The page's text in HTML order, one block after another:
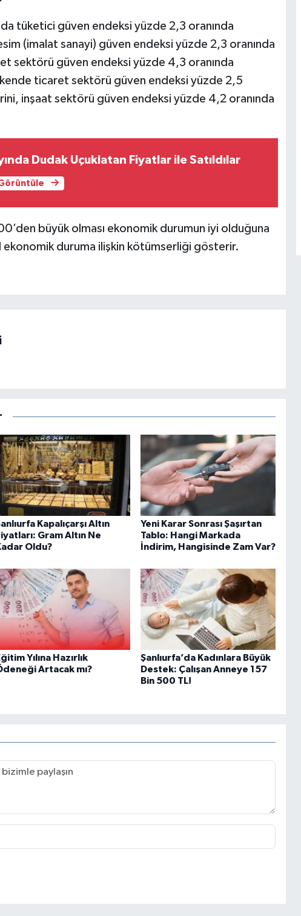
tüketici güven endeksi yüzde 2,3 oranında
(imalat sanayi) güven endeksi yüzde 2,3 oranında
sektörü güven endeksi yüzde 4,3 oranında
ticaret sektörü güven endeksi yüzde 2,5
inşaat sektörü güven endeksi yüzde 4,2 oranında
Dudak Uçuklatan Fiyatlar ile Satıldılar
büyük olması ekonomik durumun iyi olduğuna
ekonomik duruma ilişkin kötümserliği gösterir.
Kapalıçarşı Altın
Gram Altın Ne
Oldu?
Yeni Karar Sonrası Şaşırtan
Tablo: Hangi Markada
İndirim, Hangisinde Zam Var?
Yılına Hazırlık
Artacak mı?
Şanlıurfa’da Kadınlara Büyük
Destek: Çalışan Anneye 157
Bin 500 TL!